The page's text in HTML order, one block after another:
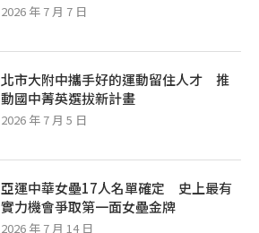
2026 年 7 月 7 日
北市大附中攜手好的運動留住人才 推
動國中菁英選拔新計畫
2026 年 7 月 5 日
亞運中華女壘17人名單確定 史上最有
實力機會爭取第一面女壘金牌
2026 年 7 月 14 日